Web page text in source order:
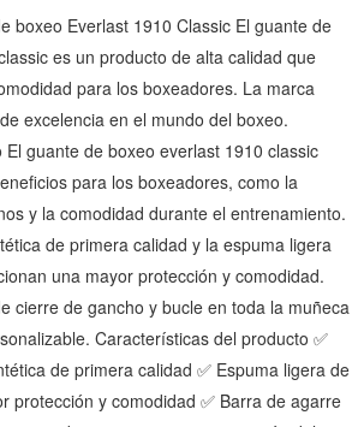
boxeo Everlast 1910 Classic El guante de
es un producto de alta calidad que
para los boxeadores. La marca
excelencia en el mundo del boxeo.
guante de boxeo everlast 1910 classic
para los boxeadores, como la
y la comodidad durante el entrenamiento.
de primera calidad y la espuma ligera
una mayor protección y comodidad.
cierre de gancho y bucle en toda la muñeca
Características del producto ✅
de primera calidad ✅ Espuma ligera de
protección y comodidad ✅ Barra de agarre